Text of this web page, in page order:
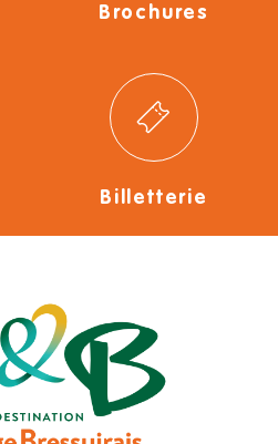
Brochures
Billetterie